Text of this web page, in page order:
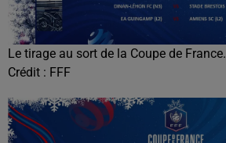
Le tirage au sort de la Coupe de France.
Crédit : FFF